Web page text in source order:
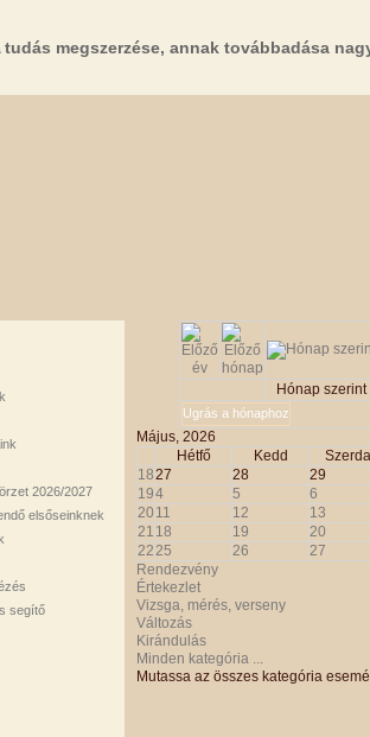
tudás megszerzése, annak továbbadása
2026/2027
elsőseinknek
segítő
Hónap szerint
Ugrás a hónaphoz
Május, 2026
Hétfő
Kedd
Szerda
1827 28
29
194 5
6
20 11 12
13
21 18 19
20
2225 26
27
Rendezvény
Értekezlet
Vizsga, mérés, verseny
Változás
Kirándulás
Minden kategória ...
Mutassa az összes kategória